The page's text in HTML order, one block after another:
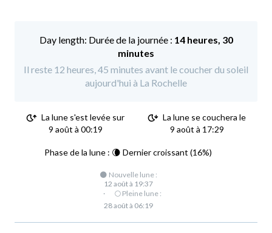
Durée de la journée : 14 heures, 30
minutes
Il reste 12 heures, 45 minutes avant le coucher du soleil
aujourd'hui à La Rochelle
La lune s'est levée sur
9 août à 00:19
La lune se couchera le
9 août à 17:29
Phase de la lune : 🌘 Dernier croissant (16%)
🌑 Nouvelle lune :
12 août à 19:37
·
🌕 Pleine lune :
28 août à 06:19